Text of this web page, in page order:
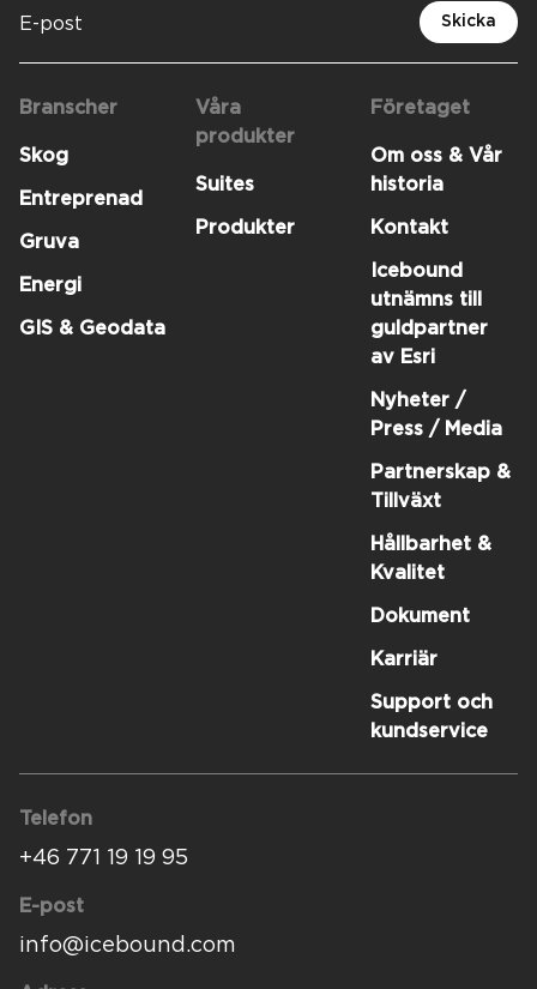
Skicka
Branscher
Skog
Entreprenad
Gruva
Energi
GIS & Geodata
Våra
produkter
Suites
Produkter
Företaget
Om oss & Vår
historia
Kontakt
Icebound
utnämns till
guldpartner
av Esri
Nyheter /
Press / Media
Partnerskap &
Tillväxt
Hållbarhet &
Kvalitet
Dokument
Karriär
Support och
kundservice
Telefon
+46 771 19 19 95
E-post
info@icebound.com